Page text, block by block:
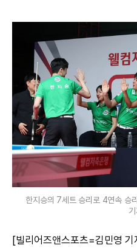
한지승의 7세트 승리로 4연속 승
[빌리어즈앤스포츠=김민영